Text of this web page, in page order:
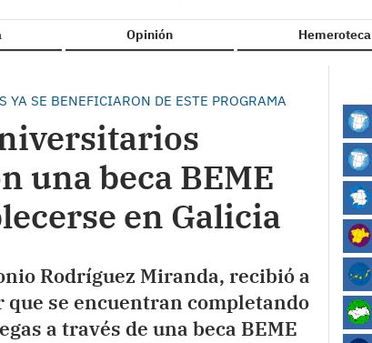
Opinión Hemeroteca
YA SE BENEFICIARON DE ESTE PROGRAMA
una beca BEME
en Galicia
Rodríguez Miranda, recibió a
se encuentran completando
a través de una beca BEME